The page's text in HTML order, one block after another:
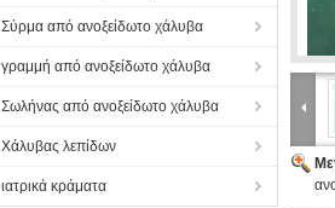
Σύρμα από ανοξείδωτο χάλυβα
γραμμή από ανοξείδωτο χάλυβα
Σωλήνας από ανοξείδωτο χάλυβα
Χάλυβας λεπίδων
ιατρικά κράματα